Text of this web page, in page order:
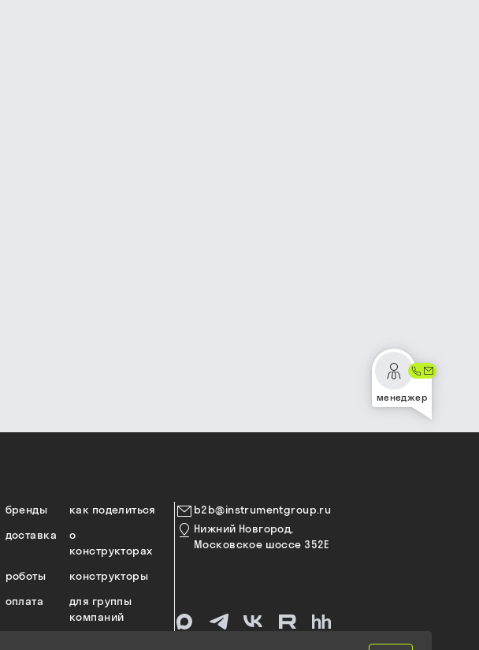
менеджер
как поделиться
бренды
о
конструкторах
доставка
конструкторы
роботы
для группы
компаний
оплата
b2b@instrumentgroup.ru
Нижний Новгород,
Московское шоссе 352Е